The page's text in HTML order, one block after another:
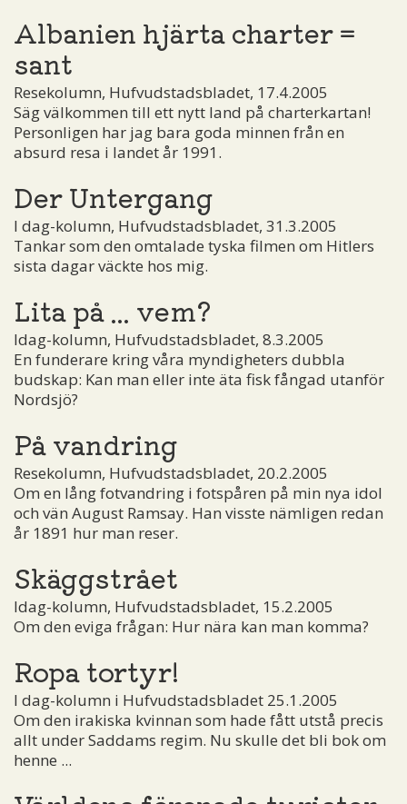
Albanien hjärta charter =
sant
Resekolumn, Hufvudstadsbladet, 17.4.2005
Säg välkommen till ett nytt land på charterkartan!
Personligen har jag bara goda minnen från en
absurd resa i landet år 1991.
Der Untergang
I dag-kolumn, Hufvudstadsbladet, 31.3.2005
Tankar som den omtalade tyska filmen om Hitlers
sista dagar väckte hos mig.
Lita på ... vem?
Idag-kolumn, Hufvudstadsbladet, 8.3.2005
En funderare kring våra myndigheters dubbla
budskap: Kan man eller inte äta fisk fångad utanför
Nordsjö?
På vandring
Resekolumn, Hufvudstadsbladet, 20.2.2005
Om en lång fotvandring i fotspåren på min nya idol
och vän August Ramsay. Han visste nämligen redan
år 1891 hur man reser.
Skäggstrået
Idag-kolumn, Hufvudstadsbladet, 15.2.2005
Om den eviga frågan: Hur nära kan man komma?
Ropa tortyr!
I dag-kolumn i Hufvudstadsbladet 25.1.2005
Om den irakiska kvinnan som hade fått utstå precis
allt under Saddams regim. Nu skulle det bli bok om
henne ...